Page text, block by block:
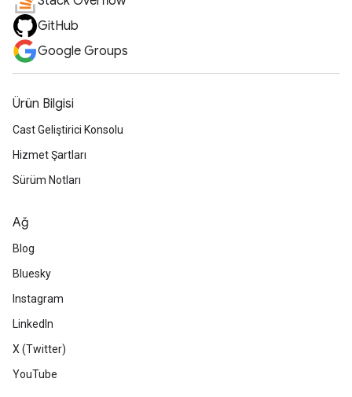
GitHub
Google Groups
Ürün Bilgisi
Cast Geliştirici Konsolu
Hizmet Şartları
Sürüm Notları
Ağ
Blog
Bluesky
Instagram
LinkedIn
X (Twitter)
YouTube